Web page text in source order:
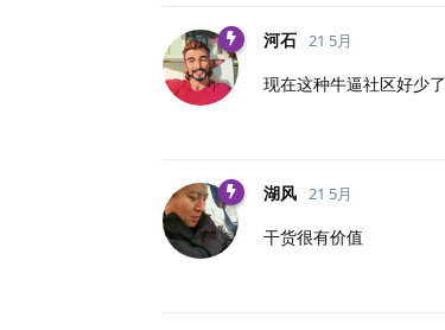
河石 21 5月
现在这种牛逼社区好少了
湖风 21 5月
干货很有价值